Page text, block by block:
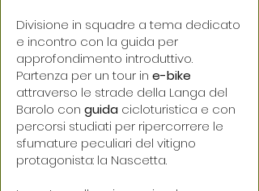
Divisione in squadre a tema dedicato
e incontro con la guida per
approfondimento introduttivo.
Partenza per un tour in e-bike
attraverso le strade della Langa del
Barolo con guida cicloturistica e con
percorsi studiati per ripercorrere le
sfumature peculiari del vitigno
protagonista: la Nascetta.